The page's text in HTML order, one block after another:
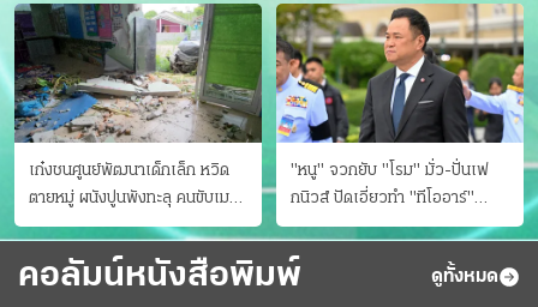
เก๋งชนศูนย์พัฒนาเด็กเล็ก หวิด
ตายหมู่ ผนังปูนพังทะลุ คนขับเมา
ยา
"หนู" จวกยับ "โรม" มั่ว-ปั่นเฟ
กนิวส์ ปัดเอี่ยวทํา "ทีโออาร์"
ต้นทางโกงสอบฉาว
คอลัมน์หนังสือพิมพ์ ดูทั้งหมด